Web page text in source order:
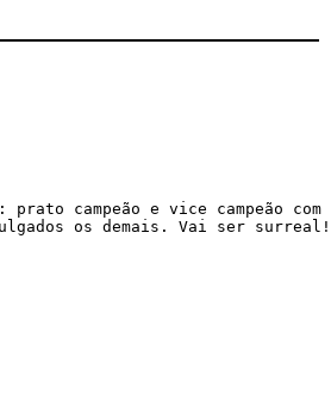
campeão e vice campeão com
os demais. Vai ser surreal!